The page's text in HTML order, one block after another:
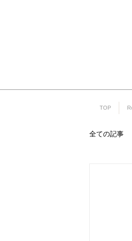
TOP
全ての記事